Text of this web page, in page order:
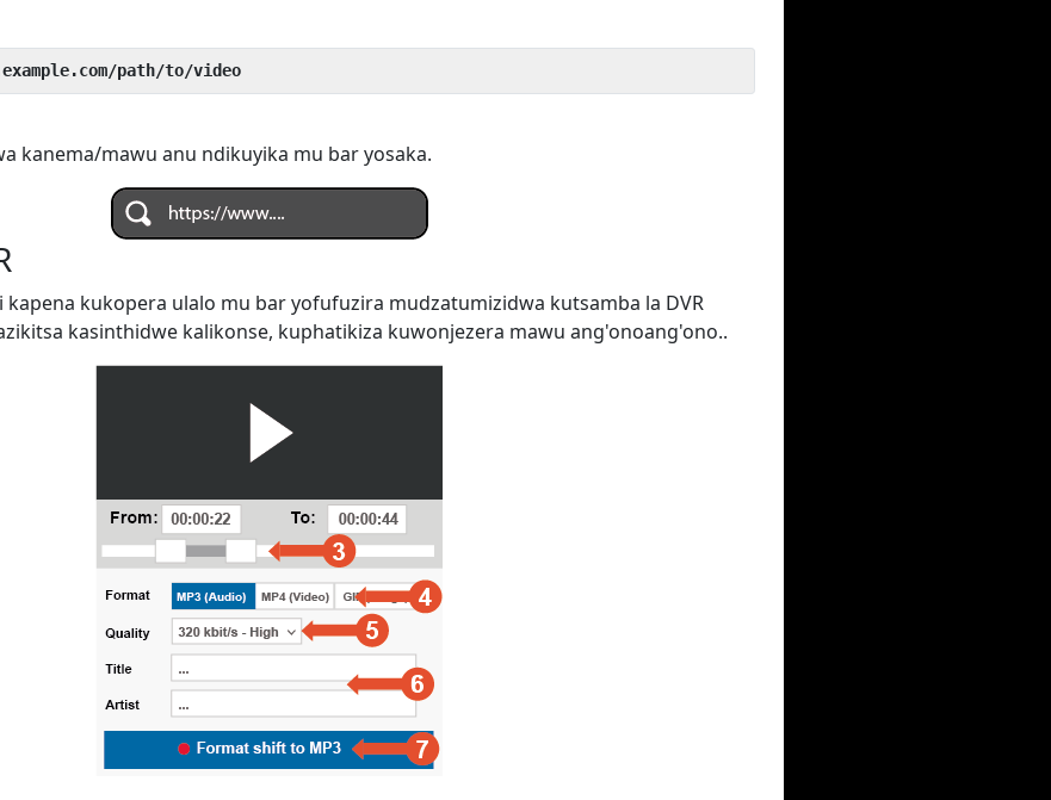
path/to/video
kanema/mawu anu ndikuyika mu bar yosaka.
kukopera ulalo mu bar yofufuzira mudzatumizidwa kutsamba la DVR
kasinthidwe kalikonse, kuphatikiza kuwonjezera mawu ang'onoang'ono..